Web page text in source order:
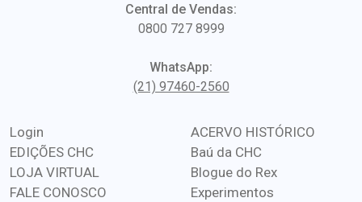
Central de Vendas:
0800 727 8999
WhatsApp:
(21) 97460-2560
Login
EDIÇÕES CHC
LOJA VIRTUAL
FALE CONOSCO
ACERVO HISTÓRICO
Baú da CHC
Blogue do Rex
Experimentos